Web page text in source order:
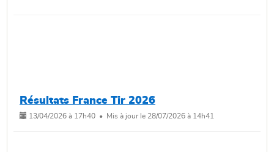
Résultats France Tir 2026
13/04/2026 à 17h40 • Mis à jour le 28/07/2026 à 14h41